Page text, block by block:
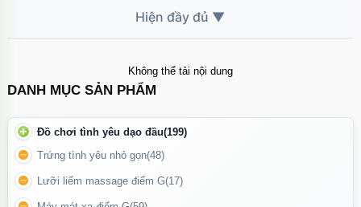
Không thể tải nội dung
DANH MỤC SẢN PHẨM
Đồ chơi tình yêu dạo đầu(199)
Trứng tình yêu nhỏ gọn(48)
Lưỡi liếm massage điểm G(17)